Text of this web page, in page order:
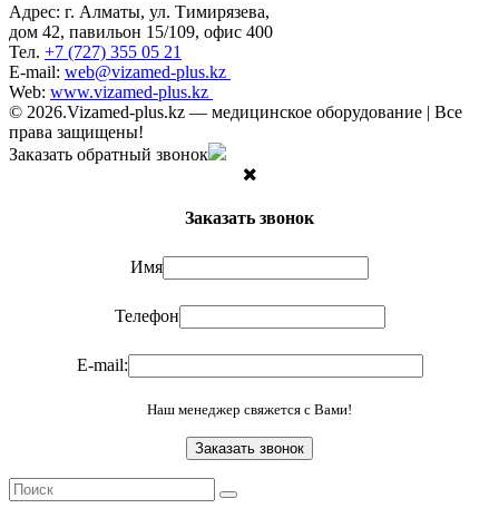
Адрес: г. Алматы, ул. Тимирязева,
дом 42, павильон 15/109, офис 400
Тел. +7 (727) 355 05 21
E-mail: web@vizamed-plus.kz
Web: www.vizamed-plus.kz
© 2026.Vizamed-plus.kz — медицинское оборудование | Все
права защищены!
Заказать обратный звонок
Заказать звонок
Имя
Телефон
E-mail:
Наш менеджер свяжется с Вами!